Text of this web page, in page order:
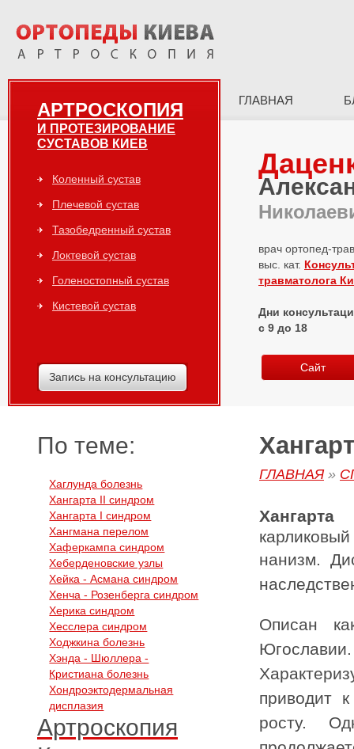
ГЛАВНАЯ
АРТРОСКОПИЯ
И ПРОТЕЗИРОВАНИЕ
СУСТАВОВ КИЕВ
Коленный сустав
Плечевой сустав
Тазобедренный сустав
Локтевой сустав
Голеностопный сустав
Кистевой сустав
Запись на консультацию
врач ортопед-
выс. кат.
травматолога
Дни
с 9 до 18
Сайт
По теме:
Хаглунда болезнь
Хангарта II синдром
Хангарта I синдром
Хангмана перелом
Хаферкампа синдром
Хеберденовские узлы
Хейка - Асмана синдром
Хенча - Розенберга синдром
Херика синдром
Хесслера синдром
Ходжкина болезнь
Хэнда - Шюллера -
Кристиана болезнь
Хондроэктодермальная
дисплазия
Артроскопия
ГЛАВНАЯ»
Хангарта
нанизм.
Описан
приводит
росту.